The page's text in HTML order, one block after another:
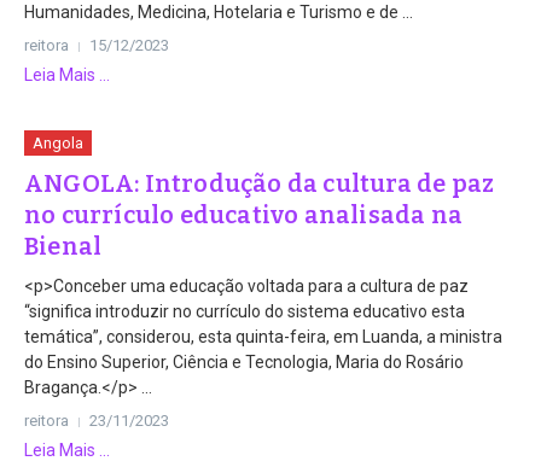
Humanidades, Medicina, Hotelaria e Turismo e de ...
reitora 15/12/2023
Leia Mais ...
Angola
ANGOLA: Introdução da cultura de paz
no currículo educativo analisada na
Bienal
<p>Conceber uma educação voltada para a cultura de paz
“significa introduzir no currículo do sistema educativo esta
temática”, considerou, esta quinta-feira, em Luanda, a ministra
do Ensino Superior, Ciência e Tecnologia, Maria do Rosário
Bragança.</p> ...
reitora 23/11/2023
Leia Mais ...